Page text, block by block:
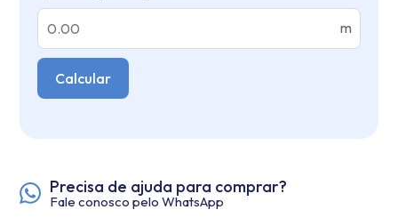
m
Calcular
Precisa de ajuda para comprar?
Fale conosco pelo WhatsApp